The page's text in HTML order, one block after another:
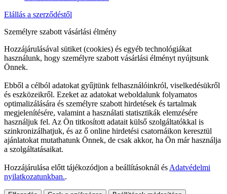
Elállás a szerződéstől
Személyre szabott vásárlási élmény
Hozzájárulásával sütiket (cookies) és egyéb technológiákat
használunk, hogy személyre szabott vásárlási élményt nyújtsunk
Önnek.
Ebből a célból adatokat gyűjtünk felhasználóinkról, viselkedésükről
és eszközeikről. Ezeket az adatokat weboldalunk folyamatos
optimalizálására és személyre szabott hirdetések és tartalmak
megjelenítésére, valamint a használati statisztikák elemzésére
használjuk fel. Az Ön titkosított adatait külső szolgáltatókkal is
szinkronizálhatjuk, és az ő online hirdetési csatornáikon keresztül
ajánlatokat mutathatunk Önnek, de csak akkor, ha Ön már használja
a szolgáltatásaikat.
Hozzájárulása előtt tájékozódjon a beállításoknál és Adatvédelmi
nyilatkozatunkban..